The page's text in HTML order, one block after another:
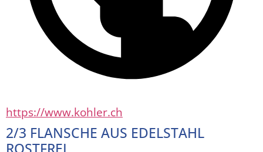
https://www.kohler.ch
2/3 FLANSCHE AUS EDELSTAHL